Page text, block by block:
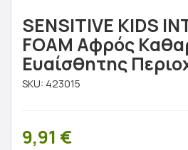
SENSITIVE KIDS
FOAM Αφρός
Ευαίσθητης
SKU: 423015
9,91 €